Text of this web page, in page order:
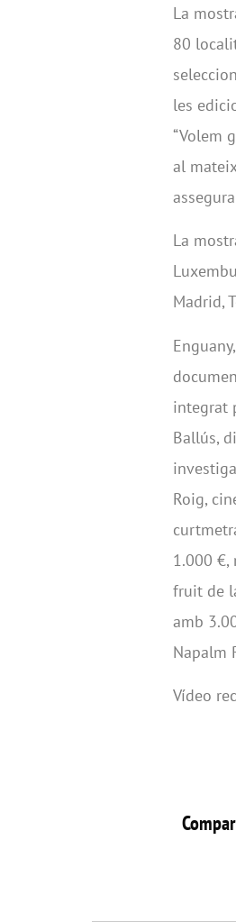
La
80
les
“Volem
al
La
Madrid,
integrat
Ballús,
Roig,
1.000 €,
fruit de
amb
Napalm
Vídeo